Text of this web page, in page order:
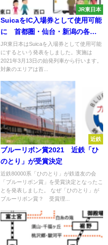
JR東日本
SuicaをIC入場券として使用可能
に 首都圏・仙台・新潟の各駅
で実施
JR東日本はSuicaを入場券として使用可能
にするという発表をしました。実施は
2021年3月13日の始発列車から行います。
対象のエリアは首...
近鉄
ブルーリボン賞2021 近鉄「ひ
のとり」が受賞決定
近鉄80000系「ひのとり」が鉄道友の会
「ブルーリボン賞」を受賞決定となったこ
とを発表しました。 なぜ「ひのとり」が
ブルーリボン賞？ 受賞理...